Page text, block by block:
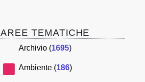
AREE TEMATICHE
Archivio (1695)
Ambiente (186)